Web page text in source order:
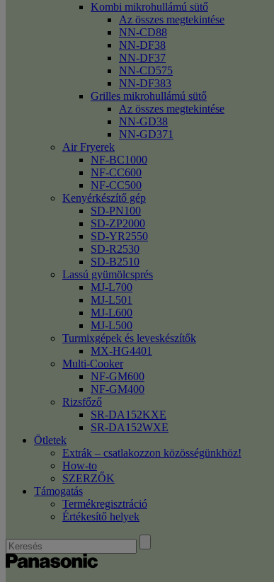
Kombi mikrohullámú sütő
Az összes megtekintése
NN-CD88
NN-DF38
NN-DF37
NN-CD575
NN-DF383
Grilles mikrohullámú sütő
Az összes megtekintése
NN-GD38
NN-GD371
Air Fryerek
NF-BC1000
NF-CC600
NF-CC500
Kenyérkészítő gép
SD-PN100
SD-ZP2000
SD-YR2550
SD-R2530
SD-B2510
Lassú gyümölcsprés
MJ-L700
MJ-L501
MJ-L600
MJ-L500
Turmixgépek és leveskészítők
MX-HG4401
Multi-Cooker
NF-GM600
NF-GM400
Rizsfőző
SR-DA152KXE
SR-DA152WXE
Ötletek
Extrák – csatlakozzon közösségünkhöz!
How-to
SZERZŐK
Támogatás
Termékregisztráció
Értékesítő helyek